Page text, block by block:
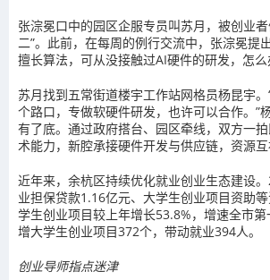
张淙冕口中的园区企服专员叫苏月，被创业
二”。此前，在每周的例行交流中，张淙冕提
擅长算法，可从没接触过AI硬件的研发，怎么
苏月找到五常街道楼宇工作站网格员杨昆宇
个路口，专做软硬件研发，也许可以合作。”
有了底。通过政府搭台、园区牵线，双方一
术能力，新腔承接硬件开发与供应链，资源互
近年来，余杭区持续优化就业创业生态建设
业担保贷款1.16亿元、大学生创业项目资助
学生创业项目较上年增长53.8%，增速全市
增大学生创业项目372个，带动就业394人。
创业导师指点迷津